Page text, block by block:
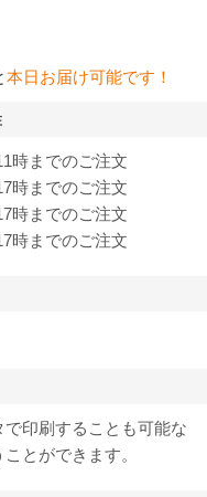
本日お届け可能です！
時までのご注文
時までのご注文
時までのご注文
時までのご注文
印刷することも可能な
とができます。